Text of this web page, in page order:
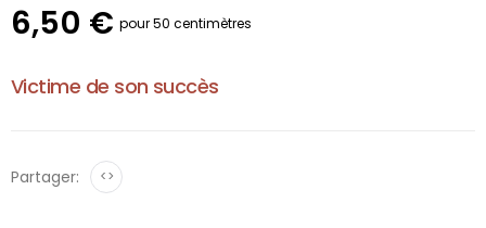
6,50 € pour 50 centimètres
Victime de son succès
Partager: <>